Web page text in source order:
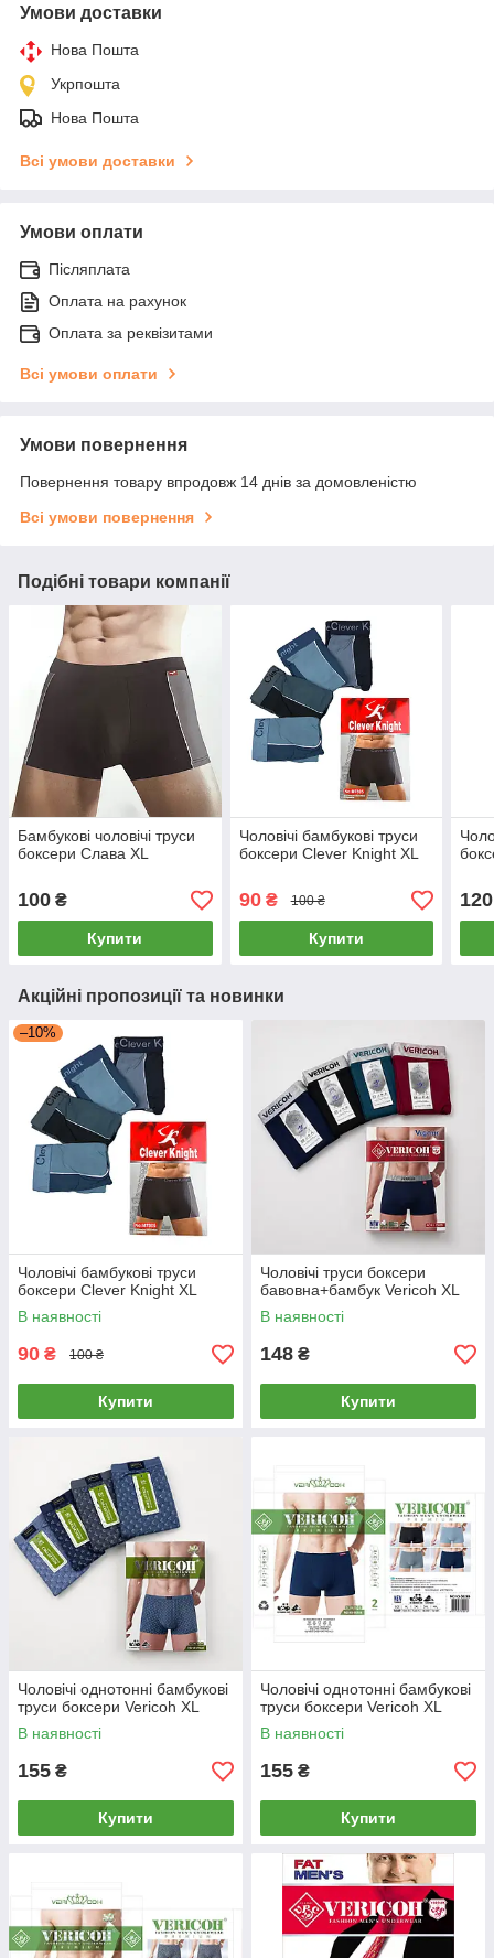
Умови доставки
Нова Пошта
Укрпошта
Нова Пошта
Всі умови доставки
Умови оплати
Післяплата
Оплата на рахунок
Оплата за реквізитами
Всі умови оплати
Умови повернення
Повернення товару впродовж 14 днів за домовленістю
Всі умови повернення
Подібні товари компанії
Бамбукові чоловічі труси
боксери Слава XL
100 ₴
Купити
Чоловічі бамбукові труси
боксери Clever Knight XL
90₴ 100 ₴
Купити
120
Акційні пропозиції та новинки
–10%
Чоловічі бамбукові труси
боксери Clever Knight XL
В наявності
90 ₴ 100 ₴
Купити
Чоловічі труси боксери
бавовна+бамбук Vericoh XL
В наявності
148 ₴
Купити
Чоловічі однотонні бамбукові
труси боксери Vericoh XL
В наявності
155 ₴
Купити
Чоловічі однотонні бамбукові
труси боксери Vericoh XL
В наявності
155 ₴
Купити